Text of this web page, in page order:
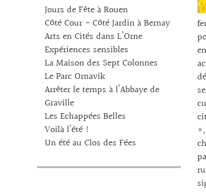
Jours de Fête à Rouen
Côté Cour – Côté Jardin à Bernay
Arts en Cités dans L’Orne
Expériences sensibles
La Maison des Sept Colonnes
Le Parc Ornavik
Arrêter le temps à l’Abbaye de
Graville
Les Echappées Belles
Voilà l’été !
Un été au Clos des Fées